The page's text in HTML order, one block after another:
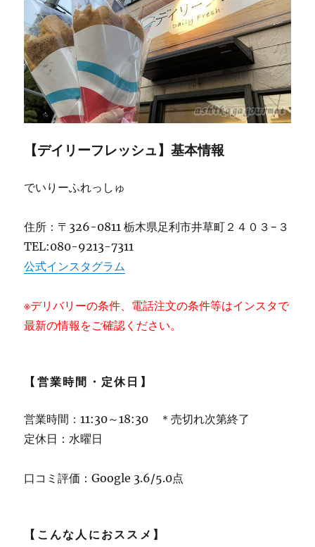
【デイリーフレッシュ】基本情報
でいりーふれっしゅ
住所：〒326-0811 栃木県足利市井草町２４０３−３
TEL:080-9213-7311
公式インスタグラム
※デリバリーの条件、電話注文の条件等はインスタで
最新の情報をご確認ください。
【営業時間・定休日】
営業時間：11:30～18:30 ＊売切れ次第終了
定休日：水曜日
口コミ評価：Google 3.6/5.0点
【こんな人におススメ】